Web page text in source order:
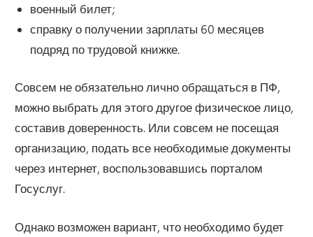
военный билет;
справку о получении зарплаты 60 месяцев
подряд по трудовой книжке.
Совсем не обязательно лично обращаться в ПФ,
можно выбрать для этого другое физическое лицо,
составив доверенность. Или совсем не посещая
организацию, подать все необходимые документы
через интернет, воспользовавшись порталом
Госуслуг.
Однако возможен вариант, что необходимо будет